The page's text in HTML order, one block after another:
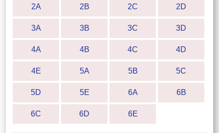
2A 2B 2C 2D
3A 3B 3C 3D
4A 4B 4C 4D
4E 5A 5B 5C
5D 5E 6A 6B
6C 6D 6E